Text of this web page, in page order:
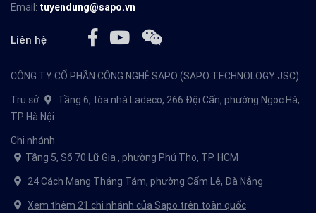
Email: tuyendung@sapo.vn
Liên hệ
CÔNG TY CỔ PHẦN CÔNG NGHỆ SAPO (SAPO TECHNOLOGY JSC)
Trụ sở
Tầng 6, tòa nhà Ladeco, 266 Đội Cấn, phường Ngọc Hà,
TP Hà Nội
Chi nhánh
Tầng 5, Số 70 Lữ Gia , phường Phú Thọ, TP. HCM
24 Cách Mạng Tháng Tám, phường Cẩm Lệ, Đà Nẵng
Xem thêm 21 chi nhánh của Sapo trên toàn quốc